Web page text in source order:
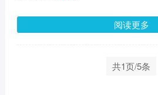
阅读更多
共1页/5条